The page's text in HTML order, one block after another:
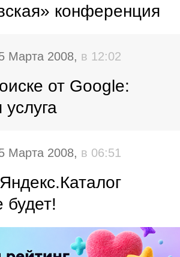
конференция
Марта 2008, в 12:02
от Google:
Марта 2008, в 06:51
будет!